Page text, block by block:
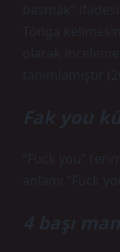
basmak”
Tonga
olarak
tanımlamıştır
Fak you
“Fuck you”
anlamı “Fuck
4 başı